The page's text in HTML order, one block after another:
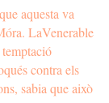
aquesta va
LaVenerable
contra els
sabia que això